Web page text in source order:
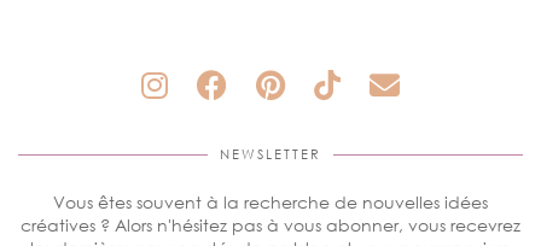
NEWSLETTER
Vous êtes souvent à la recherche de nouvelles idées
créatives ? Alors n'hésitez pas à vous abonner, vous recevrez